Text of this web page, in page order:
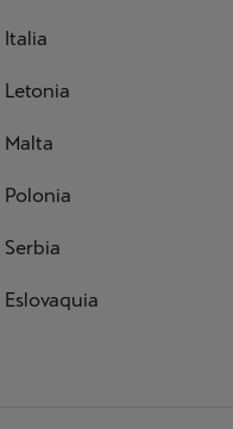
Italia
Letonia
Malta
Polonia
Serbia
Eslovaquia